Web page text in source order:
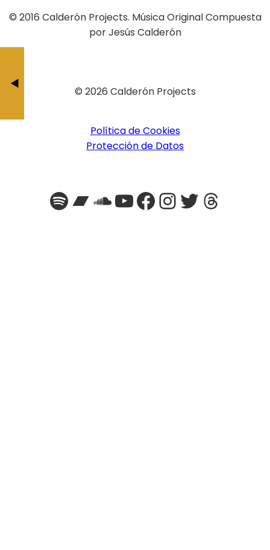
© 2016 Calderón Projects. Música Original Compuesta
por Jesús Calderón
© 2026 Calderón Projects
Política de Cookies
Protección de Datos
Spotify
Bandcamp
SoundCloud
YouTube
Facebook
Instagram
Twitter